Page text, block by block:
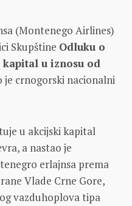
(Montenego Airlines)
Skupštine Odluku o
u iznosu od
je crnogorski nacionalni
u akcijski kapital
a nastao je
erlajnsa prema
Vlade Crne Gore,
vazduhoplova tipa